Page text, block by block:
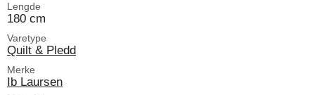
Lengde
180 cm
Varetype
Quilt & Pledd
Merke
Ib Laursen